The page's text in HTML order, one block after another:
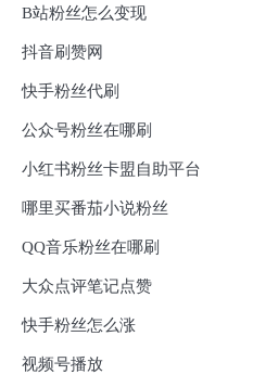
B站粉丝怎么变现
抖音刷赞网
快手粉丝代刷
公众号粉丝在哪刷
小红书粉丝卡盟自助平台
哪里买番茄小说粉丝
QQ音乐粉丝在哪刷
大众点评笔记点赞
快手粉丝怎么涨
视频号播放